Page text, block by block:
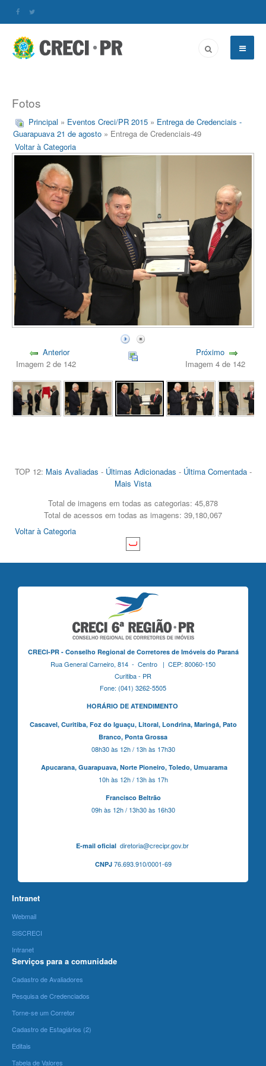
Fotos
Principal » Eventos Creci/PR 2015 » Entrega de Credenciais -
Guarapuava 21 de agosto » Entrega de Credenciais-49
Voltar à Categoria
Anterior
Imagem 2 de 142
Próximo
Imagem 4 de 142
TOP 12: Mais Avaliadas - Últimas Adicionadas - Última Comentada-
Mais Vista
Total de imagens em todas as categorias: 45,878
Total de acessos em todas as imagens: 39,180,067
Voltar à Categoria
CRECI-PR - Conselho Regional de Corretores de Imóveis do Paraná
Rua General Carneiro, 814 - Centro | CEP: 80060-150
Curitiba - PR
Fone: (041) 3262-5505
HORÁRIO DE ATENDIMENTO
Cascavel, Curitiba,Foz do Iguaçu, Litoral, Londrina, Maringá, Pato
Branco, Ponta Grossa
08h30 às 12h / 13h às 17h30
Apucarana, Guarapuava, Norte Pioneiro, Toledo, Umuarama
10h às 12h / 13h às 17h
Francisco Beltrão
09h às 12h / 13h30 às 16h30
E-mail oficialdiretoria@crecipr.gov.br
CNPJ76.693.910/0001-69
Intranet
Webmail
SISCRECI
Intranet
Serviços para a comunidade
Cadastro de Avaliadores
Pesquisa de Credenciados
Torne-se um Corretor
Cadastro de Estagiários (2)
Editais
Tabela de Valores